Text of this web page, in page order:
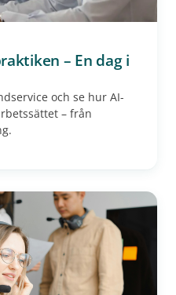
– En dag i
och se hur AI-
– från